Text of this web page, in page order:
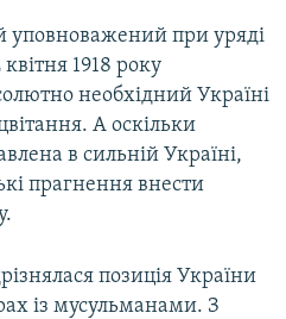
уповноважений при уряді
1918 року
необхідний Україні
А оскільки
в сильній Україні,
прагнення внести
позиція України
із мусульманами. З